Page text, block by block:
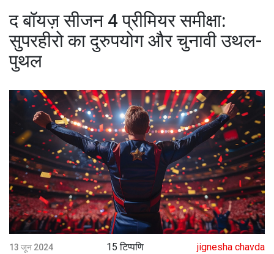
द बॉयज़ सीजन 4 प्रीमियर समीक्षा:
सुपरहीरो का दुरुपयोग और चुनावी उथल-
पुथल
13 जून 2024 15 टिप्पणि jignesha chavda